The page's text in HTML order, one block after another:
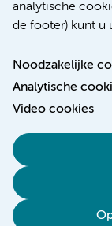
analytische
de footer) kunt u
Noodzakelijke
Analytische
Video cookies
Responsible
Disclaimer